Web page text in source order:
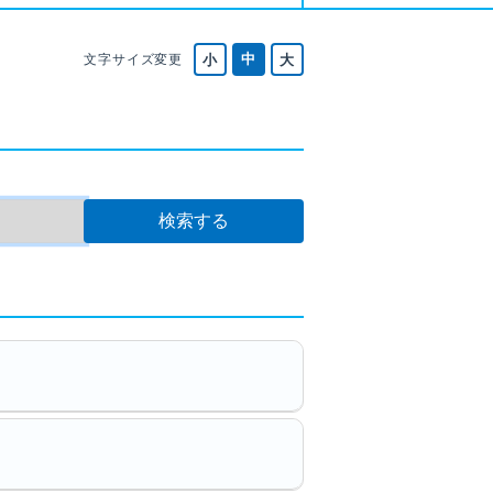
文字サイズ変更